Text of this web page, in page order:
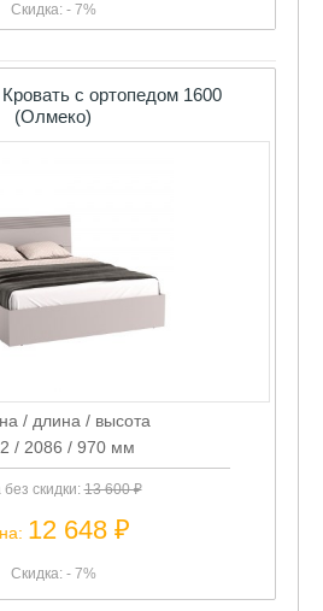
Скидка: - 7%
с ортопедом 1600
(Олмеко)
/ длина / высота
/ 2086 / 970 мм
без скидки:13 600 ₽
12 648 ₽
Скидка: - 7%